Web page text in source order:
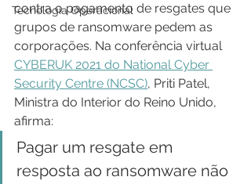
Tecnologia Operacional
contra o pagamento de resgates que
grupos de ransomware pedem as
corporações. Na conferência virtual
CYBERUK 2021 do National Cyber
Security Centre (NCSC), Priti Patel,
Ministra do Interior do Reino Unido,
afirma:
Pagar um resgate em
resposta ao ransomware não